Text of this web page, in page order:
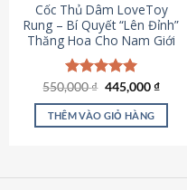
Cốc Thủ Dâm LoveToy
Rung – Bí Quyết “Lên Đỉnh”
Thăng Hoa Cho Nam Giới
Được xếp
hạng5.00
5 sao
550,000₫ Giá
là:
550,000 ₫.
445,000₫Giá
tại
THÊM VÀO GIỎ HÀNG